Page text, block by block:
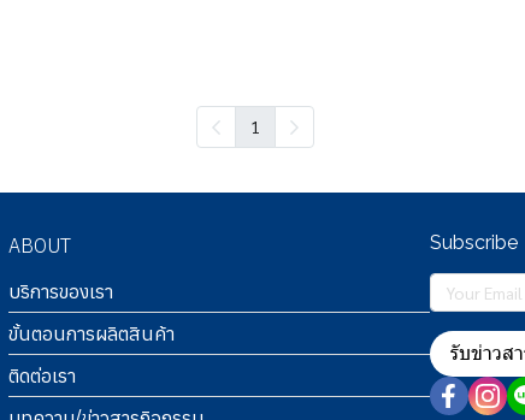
1
ABOUT
บริการของเรา
ขั้นตอนการผลิตสินค้า
ติดต่อเรา
Subscribe
รับข่าวส